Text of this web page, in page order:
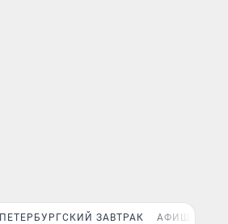
ПЕТЕРБУРГСКИЙ ЗАВТРАК АФИША PLUS